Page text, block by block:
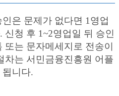
은 문제가 없다면 1영업
청 후 1~2영업일 뒤 승인
는 문자메세지로 전송이
차는 서민금융진흥원 어플
니다.